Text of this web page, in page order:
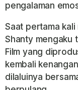
pengalaman
Saat pertama
Shanty mengaku
Film yang
kembali
dilaluinya